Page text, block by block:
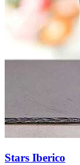
Stars Iberico